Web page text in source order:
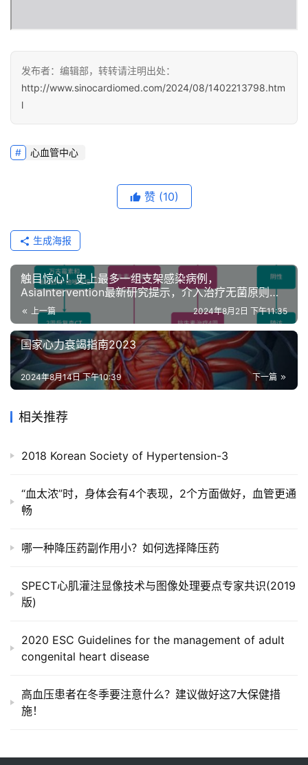
建
设
心
血
临
心
管
专
题
心
血
管
康
问
区
发布者：编辑部，转转请注明出处：
http://www.sinocardiomed.com/2024/08/1402213798.htm
l
心血管中心
赞 (10)
生成海报
触目惊心！史上最多一组支架感染病例，
AsiaIntervention最新研究提示，介入治疗无菌原则不
容小觑
上一篇 2024年8月2日 下午11:35
国家心力衰竭指南2023
下一篇
2024年8月14日 下午10:39
相关推荐
2018 Korean Society of Hypertension-3
“血太浓”时，身体会有4个表现，2个方面做好，血管更通
畅
哪一种降压药副作用小？如何选择降压药
SPECT心肌灌注显像技术与图像处理要点专家共识(2019
版)
2020 ESC Guidelines for the management of adult
congenital heart disease
高血压患者在冬季要注意什么？建议做好这7大保健措
施！